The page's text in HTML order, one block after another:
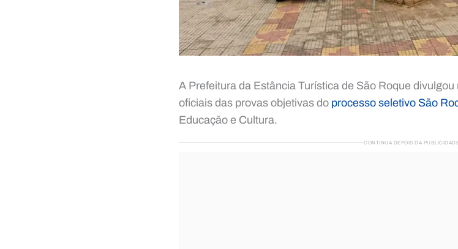
A Prefeitura da Estância Turística de São Roque
oficiais das provas objetivas do processo seletivo São
Educação e Cultura.
CONTINUA DEPOIS DA